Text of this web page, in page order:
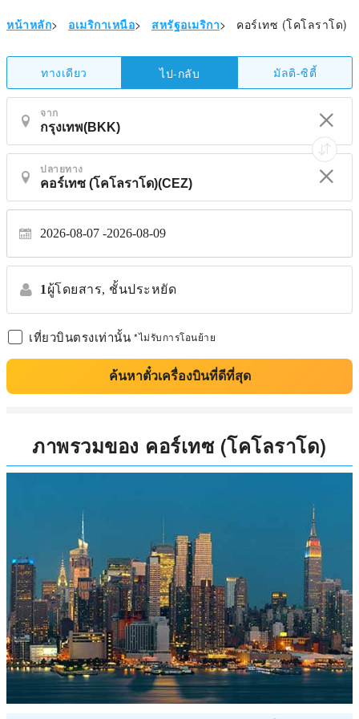
หน้าหลัก> อเมริกาเหนือ> สหรัฐอเมริกา> คอร์เทซ (โคโลราโด)
ทางเดียว ไป-กลับ มัลติ-ซิตี้
จาก
ปลายทาง
2026-08-07 2026-08-09
1 ผู้โดยสาร, ชั้นประหยัด
เที่ยวบินตรงเท่านั้น *ไม่รับการโอนย้าย
ค้นหาตั๋วเครื่องบินที่ดีที่สุด
ภาพรวมของ คอร์เทซ (โคโลราโด)